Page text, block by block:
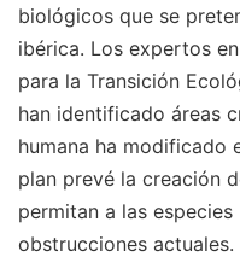
biológicos que se
ibérica. Los expertos
para la Transición
han identificado áreas
humana ha modificado
plan prevé la creación
permitan a las
obstrucciones actuales.